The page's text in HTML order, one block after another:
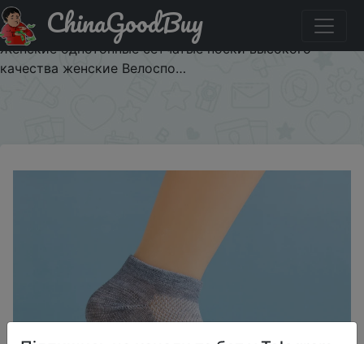
Код на знижку $1/1 5 пар, дышащие женские
спортивные короткие носки до лодыжки носки
Женские однотонные сетчатые носки высокого
качества женские Велоспо…
ChinaGoodBuy